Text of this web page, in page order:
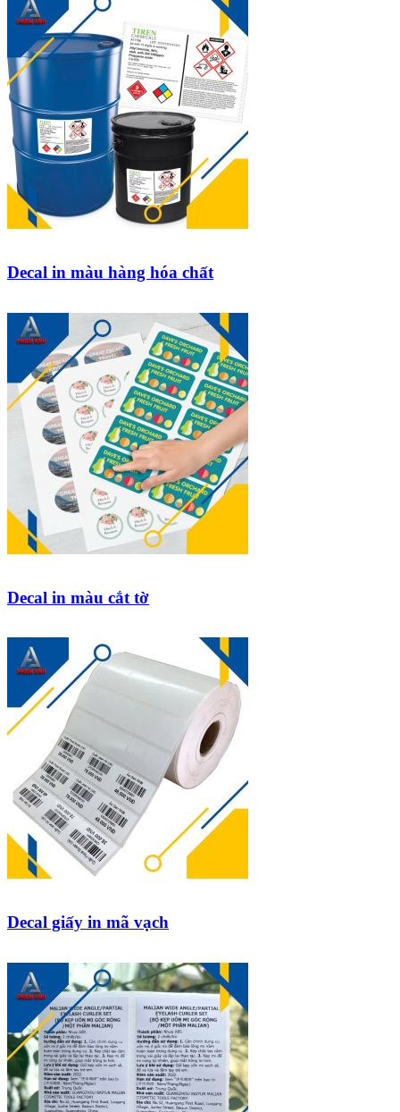
Decal in màu hàng hóa chất
Decal in màu cắt tờ
Decal giấy in mã vạch